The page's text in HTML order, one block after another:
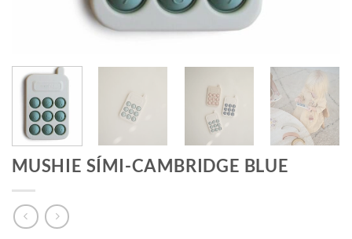
MUSHIE SÍMI-CAMBRIDGE BLUE